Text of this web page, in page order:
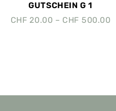
GUTSCHEIN G 1
CHF 20.00 – CHF 500.00